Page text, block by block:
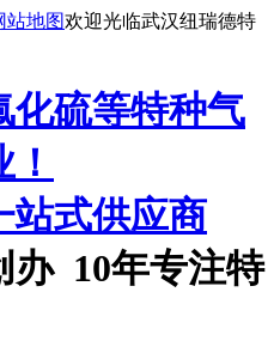
站地图欢迎光临武汉纽瑞德特
站式供应商
办 10年专注特